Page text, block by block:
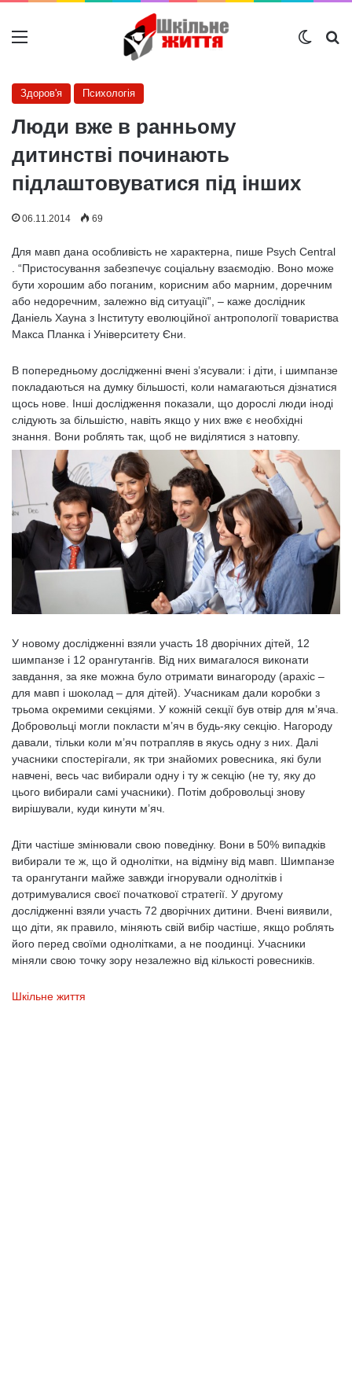
Меню
Здоров'я Психологія
Люди вже в ранньому
дитинстві починають
підлаштовуватися під інших
06.11.2014 69
Для мавп дана особливість не характерна, пише Psych Central
. “Пристосування забезпечує соціальну взаємодію. Воно може
бути хорошим або поганим, корисним або марним, доречним
або недоречним, залежно від ситуації”, – каже дослідник
Даніель Хауна з Інституту еволюційної антропології товариства
Макса Планка і Університету Єни.
В попередньому дослідженні вчені з’ясували: і діти, і шимпанзе
покладаються на думку більшості, коли намагаються дізнатися
щось нове. Інші дослідження показали, що дорослі люди іноді
слідують за більшістю, навіть якщо у них вже є необхідні
знання. Вони роблять так, щоб не виділятися з натовпу.
У новому дослідженні взяли участь 18 дворічних дітей, 12
шимпанзе і 12 орангутангів. Від них вимагалося виконати
завдання, за яке можна було отримати винагороду (арахіс –
для мавп і шоколад – для дітей). Учасникам дали коробки з
трьома окремими секціями. У кожній секції був отвір для м’яча.
Добровольці могли покласти м’яч в будь-яку секцію. Нагороду
давали, тільки коли м’яч потрапляв в якусь одну з них. Далі
учасники спостерігали, як три знайомих ровесника, які були
навчені, весь час вибирали одну і ту ж секцію (не ту, яку до
цього вибирали самі учасники). Потім добровольці знову
вирішували, куди кинути м’яч.
Діти частіше змінювали свою поведінку. Вони в 50% випадків
вибирали те ж, що й однолітки, на відміну від мавп. Шимпанзе
та орангутанги майже завжди ігнорували однолітків і
дотримувалися своєї початкової стратегії. У другому
дослідженні взяли участь 72 дворічних дитини. Вчені виявили,
що діти, як правило, міняють свій вибір частіше, якщо роблять
його перед своїми однолітками, а не поодинці. Учасники
міняли свою точку зору незалежно від кількості ровесників.
Шкільне життя